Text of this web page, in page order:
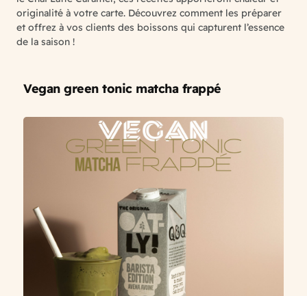
originalité à votre carte. Découvrez comment les préparer
et offrez à vos clients des boissons qui capturent l’essence
de la saison !
Vegan green tonic matcha frappé